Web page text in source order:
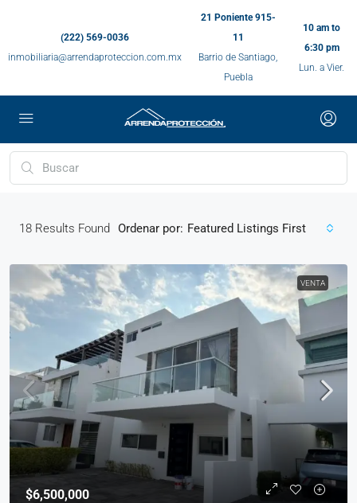
(222) 569-0036
inmobiliaria@arrendaproteccion.com.mx
21 Poniente 915-
11
Barrio de Santiago,
Puebla
10 am to
6:30 pm
Lun. a Vier.
18 Results Found Ordenar por: Featured Listings First
VENTA
$6,500,000